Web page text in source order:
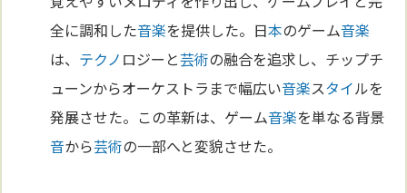
全に調和した音楽を提供した。日本のゲーム音楽
は、 テクノ ロジーと芸術の融合を追求し、チップチ
ューンからオーケストラまで幅広い音楽スタイルを
発展させた。この革新は、ゲーム音楽を単なる背景
音から芸術の一部へと変貌させた。